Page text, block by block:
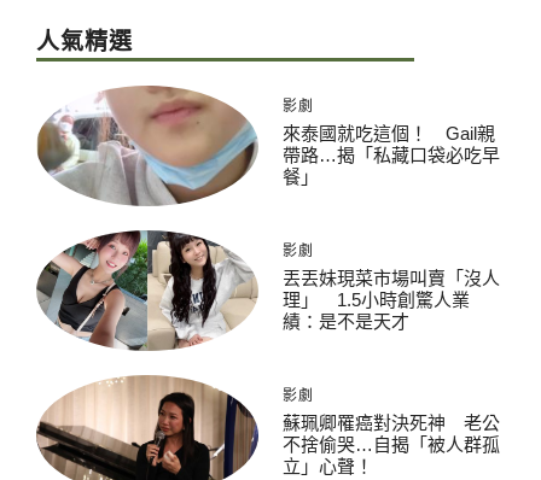
人氣精選
影劇
來泰國就吃這個！ Gail親
帶路…揭「私藏口袋必吃早
餐」
影劇
丟丟妹現菜市場叫賣「沒人
理」 1.5小時創驚人業
績：是不是天才
影劇
蘇珮卿罹癌對決死神 老公
不捨偷哭…自揭「被人群孤
立」心聲！